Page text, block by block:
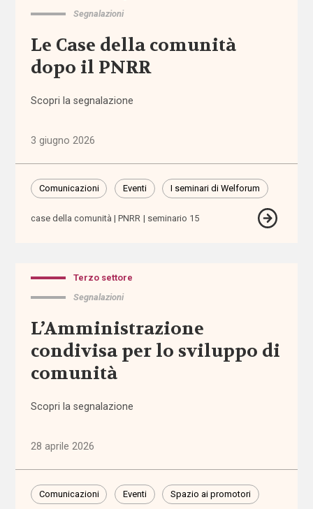
Terzo
settore
Tutto
Comunicazioni
Dati e
Esperienze
I seminari
Welforum
Normativa
Segnalazioni
Le Case della comunità
dopo il PNRR
Scopri la segnalazione
3 giugno 2026
Comunicazioni Eventi I seminari di Welforum
case della comunità PNRR seminario 15
Terzo settore
Segnalazioni
L’Amministrazione
condivisa per lo sviluppo di
comunità
Scopri la segnalazione
28 aprile 2026
Comunicazioni Eventi Spazio ai promotori